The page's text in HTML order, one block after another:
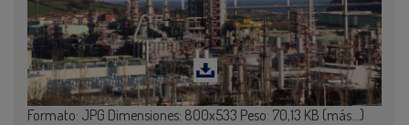
Formato: JPG Dimensiones: 800x533 Peso: 70,13 KB (más…)